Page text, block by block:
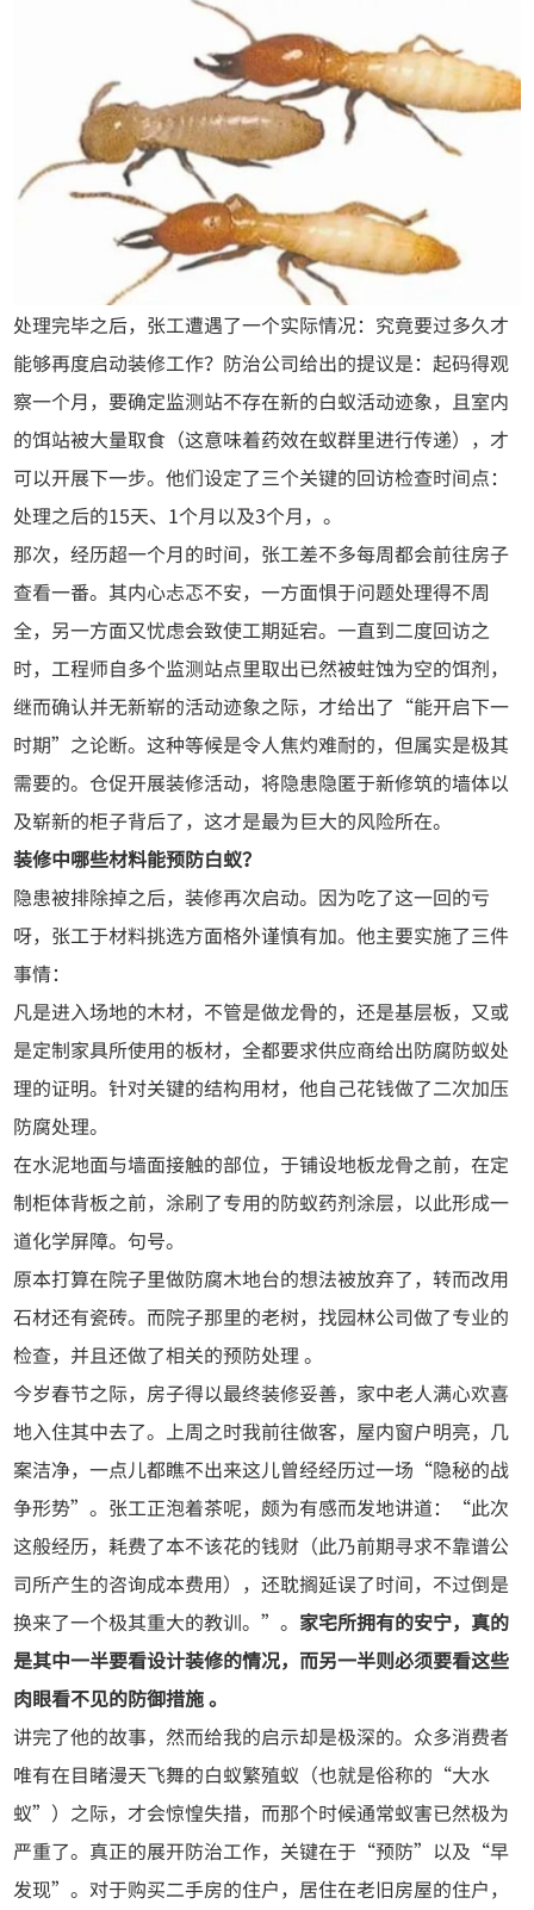
处理完毕之后，张工遭遇了一个实际情况：究竟要过多久才
能够再度启动装修工作？防治公司给出的提议是：起码得观
察一个月，要确定监测站不存在新的白蚁活动迹象，且室内
的饵站被大量取食（这意味着药效在蚁群里进行传递），才
可以开展下一步。他们设定了三个关键的回访检查时间点：
处理之后的15天、1个月以及3个月，。
那次，经历超一个月的时间，张工差不多每周都会前往房子
查看一番。其内心忐忑不安，一方面惧于问题处理得不周
全，另一方面又忧虑会致使工期延宕。一直到二度回访之
时，工程师自多个监测站点里取出已然被蛀蚀为空的饵剂，
继而确认并无新崭的活动迹象之际，才给出了“能开启下一
时期”之论断。这种等候是令人焦灼难耐的，但属实是极其
需要的。仓促开展装修活动，将隐患隐匿于新修筑的墙体以
及崭新的柜子背后了，这才是最为巨大的风险所在。
装修中哪些材料能预防白蚁？
隐患被排除掉之后，装修再次启动。因为吃了这一回的亏
呀，张工于材料挑选方面格外谨慎有加。他主要实施了三件
事情：
凡是进入场地的木材，不管是做龙骨的，还是基层板，又或
是定制家具所使用的板材，全都要求供应商给出防腐防蚁处
理的证明。针对关键的结构用材，他自己花钱做了二次加压
防腐处理。
在水泥地面与墙面接触的部位，于铺设地板龙骨之前，在定
制柜体背板之前，涂刷了专用的防蚁药剂涂层，以此形成一
道化学屏障。句号。
原本打算在院子里做防腐木地台的想法被放弃了，转而改用
石材还有瓷砖。而院子那里的老树，找园林公司做了专业的
检查，并且还做了相关的预防处理 。
今岁春节之际，房子得以最终装修妥善，家中老人满心欢喜
地入住其中去了。上周之时我前往做客，屋内窗户明亮，几
案洁净，一点儿都瞧不出来这儿曾经经历过一场“隐秘的战
争形势”。张工正泡着茶呢，颇为有感而发地讲道：“此次
这般经历，耗费了本不该花的钱财（此乃前期寻求不靠谱公
司所产生的咨询成本费用），还耽搁延误了时间，不过倒是
换来了一个极其重大的教训。”。 家宅所拥有的安宁，真的
是其中一半要看设计装修的情况，而另一半则必须要看这些
肉眼看不见的防御措施 。
讲完了他的故事，然而给我的启示却是极深的。众多消费者
唯有在目睹漫天飞舞的白蚁繁殖蚁（也就是俗称的“大水
蚁”）之际，才会惊惶失措，而那个时候通常蚁害已然极为
严重了。真正的展开防治工作，关键在于“预防”以及“早
发现”。对于购买二手房的住户，居住在老旧房屋的住户，